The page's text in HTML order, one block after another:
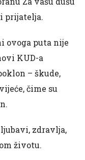
prijatelja.
ovoga puta nije
KUD-a
– škude,
čime su
zdravlja,
životu.